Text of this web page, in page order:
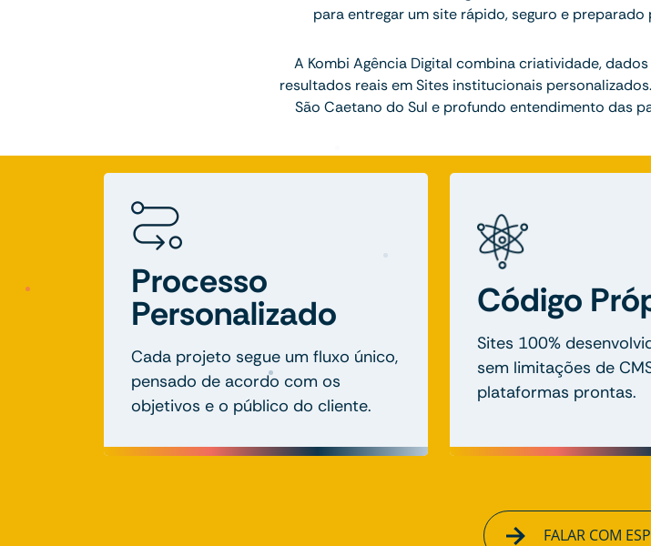
para entregar um site rápido, seguro e
A Kombi Agência Digital combina criatividade,
resultados reais em Sites institucionais
São Caetano do Sul e profundo entendimento das
Processo
Personalizado
Cada projeto segue um fluxo único,
pensado de acordo com os
objetivos e o público do cliente.
Código
Sites 100%
sem limitações de
plataformas prontas.
FALAR COM